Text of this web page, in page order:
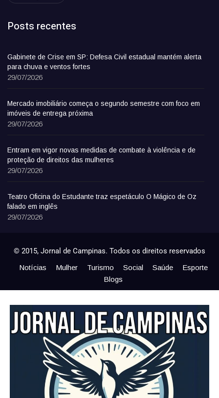
Posts recentes
Gabinete de Crise em SP: Defesa Civil estadual mantém alerta
para chuva e ventos fortes
29/07/2026
Mercado imobiliário começa o segundo semestre com foco em
imóveis de entrega próxima
29/07/2026
Entram em vigor novas medidas de combate à violência e de
proteção de direitos das mulheres
29/07/2026
Teatro Oficina do Estudante traz espetáculo O Mágico de Oz
falado em inglês
29/07/2026
© 2015, Jornal de Campinas. Todos os direitos reservados
Notícias Mulher Turismo Social Saúde
Esporte
Blogs